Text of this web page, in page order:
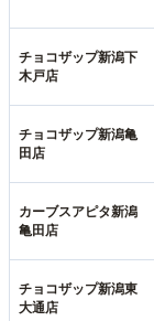
チョコザップ新潟下
木戸店
チョコザップ新潟亀
田店
カーブスアピタ新潟
亀田店
チョコザップ新潟東
大通店